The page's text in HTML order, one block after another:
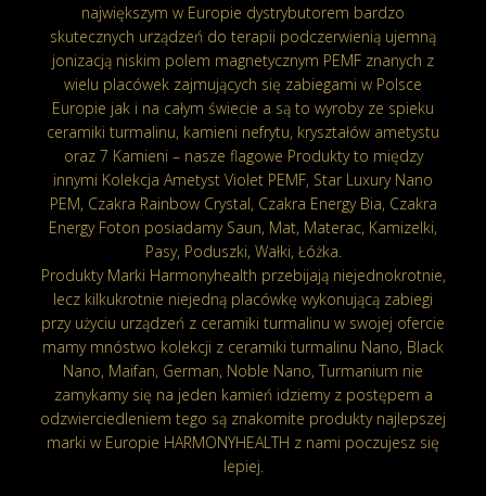
największym w Europie dystrybutorem bardzo
skutecznych urządzeń do terapii podczerwienią ujemną
jonizacją niskim polem magnetycznym PEMF znanych z
wielu placówek zajmujących się zabiegami w Polsce
Europie jak i na całym świecie a są to wyroby ze spieku
ceramiki turmalinu, kamieni nefrytu, kryształów ametystu
oraz 7 Kamieni – nasze flagowe Produkty to między
innymi Kolekcja Ametyst Violet PEMF, Star Luxury Nano
PEM, Czakra Rainbow Crystal, Czakra Energy Bia, Czakra
Energy Foton posiadamy Saun, Mat, Materac, Kamizelki,
Pasy, Poduszki, Wałki, Łóżka.
Produkty Marki Harmonyhealth przebijają niejednokrotnie,
lecz kilkukrotnie niejedną placówkę wykonującą zabiegi
przy użyciu urządzeń z ceramiki turmalinu w swojej ofercie
mamy mnóstwo kolekcji z ceramiki turmalinu Nano, Black
Nano, Maifan, German, Noble Nano, Turmanium nie
zamykamy się na jeden kamień idziemy z postępem a
odzwierciedleniem tego są znakomite produkty najlepszej
marki w Europie HARMONYHEALTH z nami poczujesz się
lepiej.